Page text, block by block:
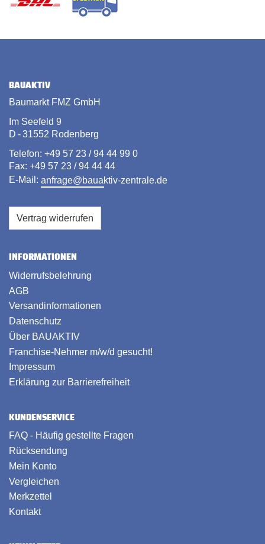
BAUAKTIV
Baumarkt FMZ GmbH
Im Seefeld 9
D - 31552 Rodenberg
Telefon: +49 57 23 / 94 44 99 0
Fax: +49 57 23 / 94 44 44
E-Mail: anfrage@bauaktiv-zentrale.de
Vertrag widerrufen
INFORMATIONEN
Widerrufsbelehrung
AGB
Versandinformationen
Datenschutz
Über BAUAKTIV
Franchise-Nehmer m/w/d gesucht!
Impressum
Erklärung zur Barrierefreiheit
KUNDENSERVICE
FAQ - Häufig gestellte Fragen
Rücksendung
Mein Konto
Vergleichen
Merkzettel
Kontakt